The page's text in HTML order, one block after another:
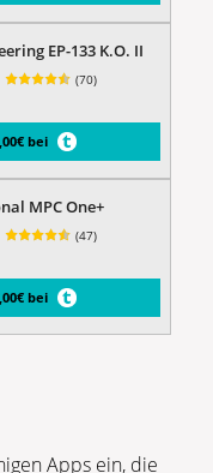
EP-133 K.O. II
(70)
bei
MPC One+
(47)
bei
Apps ein, die